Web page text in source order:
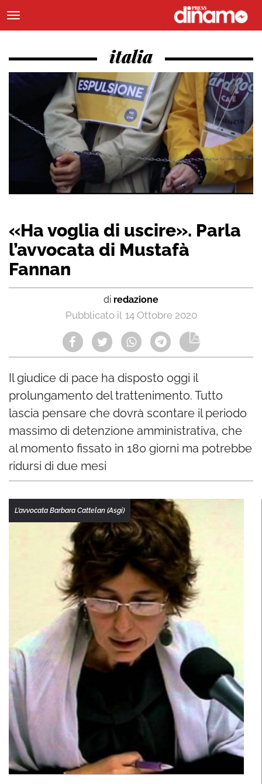
italia
«Ha voglia di uscire». Parla
l’avvocata di Mustafà
Fannan
di redazione
14 Ottobre 2020
Il giudice di pace ha disposto oggi il
prolungamento del trattenimento. Tutto
lascia pensare che dovrà scontare il periodo
massimo di detenzione amministrativa, che
al momento fissato in 180 giorni ma potrebbe
ridursi di due mesi
L’avvocata Barbara Cattelan (Asgi)